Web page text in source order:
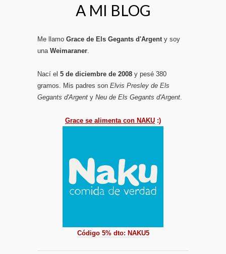
A MI BLOG
Me llamo Grace de Els Gegants d'Argent y soy
una Weimaraner
Nací el 5 de diciembre de 2008 y pesé 380
gramos. Mis padres son Elvis Presley de Els
Gegants d'Argent y Neu de Els Gegants d'Argent
Grace se alimenta con NAKU :)
Código 5% dto: NAKU5